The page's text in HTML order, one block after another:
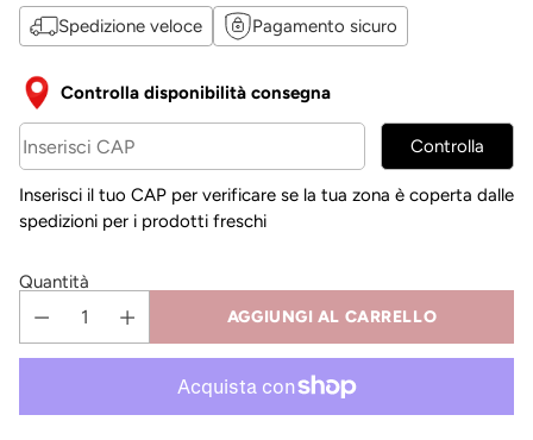
listinoSpedizione veloce Pagamento sicuro
Controlla disponibilità consegna
Controlla
Inserisci il tuo CAP per verificare se la tua zona è coperta dalle
spedizioni per i prodotti freschi
Quantità
AGGIUNGI AL CARRELLO